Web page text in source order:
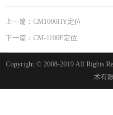
上一篇：CM1000HY定位
下一篇：CM-1100F定位
Copyright © 2008-2019 All Rights
术有